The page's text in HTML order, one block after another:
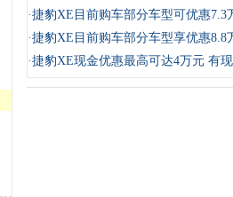
·捷豹XE目前购车部分车型可优惠7.3
·捷豹XE目前购车部分车型享优惠8.8
·捷豹XE现金优惠最高可达4万元 有